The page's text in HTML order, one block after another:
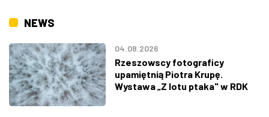
NEWS
04.08.2026
Rzeszowscy fotograficy
upamiętnią Piotra Krupę.
Wystawa „Z lotu ptaka" w RDK